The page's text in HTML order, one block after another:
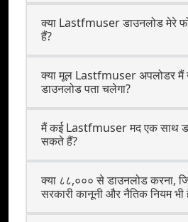
क्या Lastfmuser डाउनलोड मेरे फोन पर काम करते
हैं?
क्या मूल Lastfmuser अपलोडर मैं
डाउनलोड पता चलेगा?
मैं कई Lastfmuser मद एक साथ
सकते हैं?
क्या ८८,००० से डाउनलोड करना,
सरकारी कानूनी और नैतिक नियम भी